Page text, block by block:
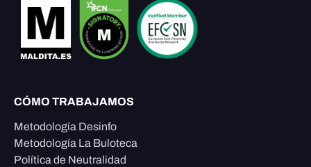
CÓMO TRABAJAMOS
Metodología Desinfo
Metodología La Buloteca
Política de Neutralidad